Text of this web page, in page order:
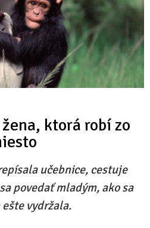
ktorá robí zo
učebnice, cestuje
povedať mladým, ako sa
vydržala.